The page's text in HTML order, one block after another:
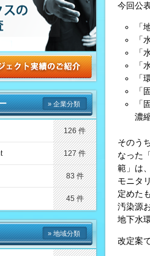
今回公
「
「
「
「
「
「
「
濃
そのう
なった
範」は
モニタ
定めた
汚染源
地下水
改定案
» 企業分類
126 件
127 件
83 件
45 件
» 地域分類